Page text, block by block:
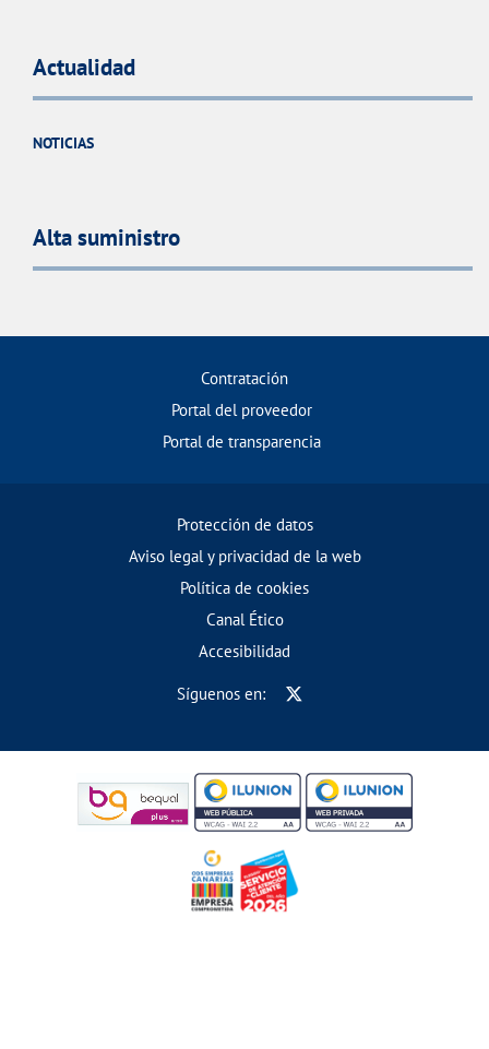
Actualidad
NOTICIAS
Alta suministro
Contratación
Portal del proveedor
Portal de transparencia
Protección de datos
Aviso legal y privacidad de la web
Política de cookies
Canal Ético
Accesibilidad
Síguenos en: